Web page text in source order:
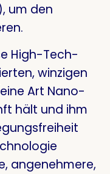
um den
.
High-Tech-
winzigen
Art Nano-
hält und ihm
angenehmere,